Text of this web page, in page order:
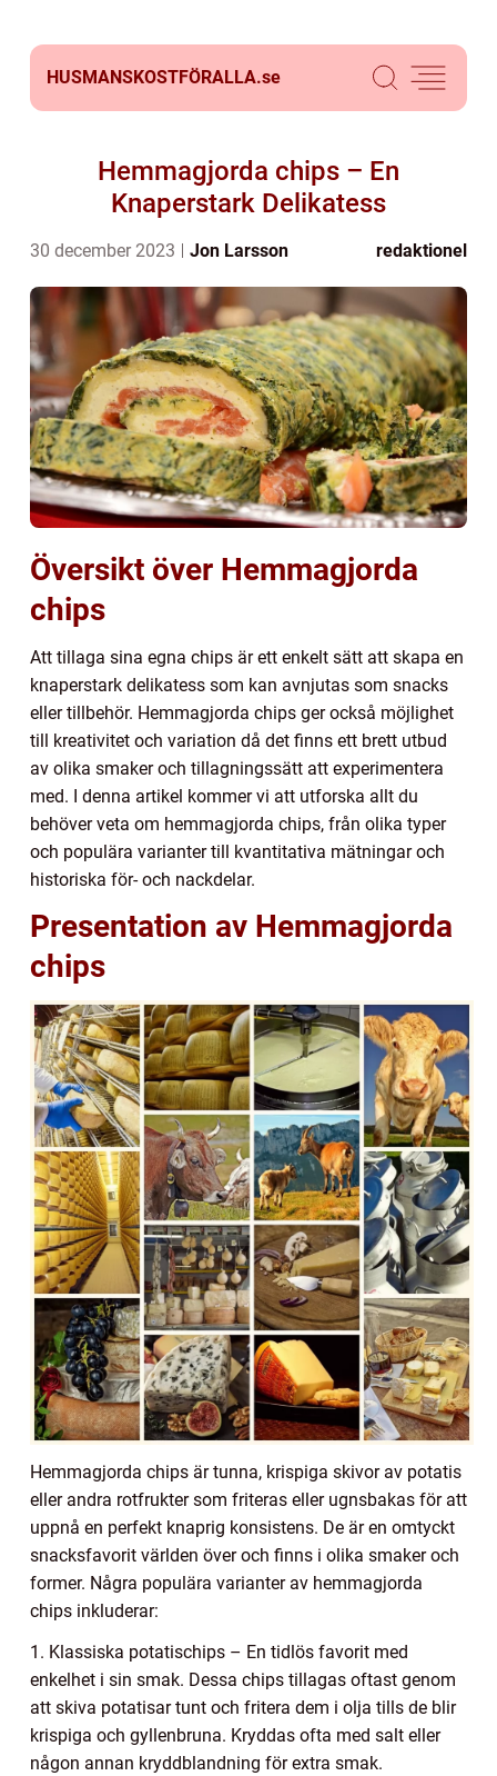
HUSMANSKOSTFÖRALLA.se
Hemmagjorda chips – En
Knaperstark Delikatess
30 december 2023 Jon Larsson redaktionel
Översikt över Hemmagjorda
chips
Att tillaga sina egna chips är ett enkelt sätt att skapa en
knaperstark delikatess som kan avnjutas som snacks
eller tillbehör. Hemmagjorda chips ger också möjlighet
till kreativitet och variation då det finns ett brett utbud
av olika smaker och tillagningssätt att experimentera
med. I denna artikel kommer vi att utforska allt du
behöver veta om hemmagjorda chips, från olika typer
och populära varianter till kvantitativa mätningar och
historiska för- och nackdelar.
Presentation av Hemmagjorda
chips
Hemmagjorda chips är tunna, krispiga skivor av potatis
eller andra rotfrukter som friteras eller ugnsbakas för att
uppnå en perfekt knaprig konsistens. De är en omtyckt
snacksfavorit världen över och finns i olika smaker och
former. Några populära varianter av hemmagjorda
chips inkluderar:
1. Klassiska potatischips – En tidlös favorit med
enkelhet i sin smak. Dessa chips tillagas oftast genom
att skiva potatisar tunt och fritera dem i olja tills de blir
krispiga och gyllenbruna. Kryddas ofta med salt eller
någon annan kryddblandning för extra smak.